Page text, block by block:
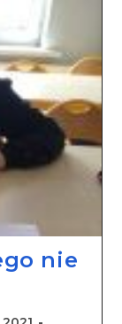
nie